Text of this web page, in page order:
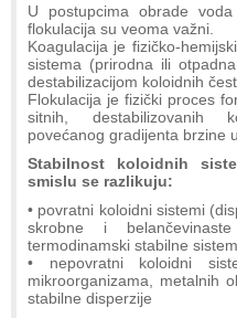
U postupcima obrade
flokulacija su veoma važni.
Koagulacija je fizičko-
sistema (prirodna ili
destabilizacijom koloidnih
Flokulacija je fizički proces
sitnih, destabilizovanih
povećanog gradijenta brzine
Stabilnost koloidnih
smislu se razlikuju:
• povratni koloidni sistemi
skrobne i
termodinamski stabilne
• nepovratni koloidni
mikroorganizama, metalnih
stabilne disperzije